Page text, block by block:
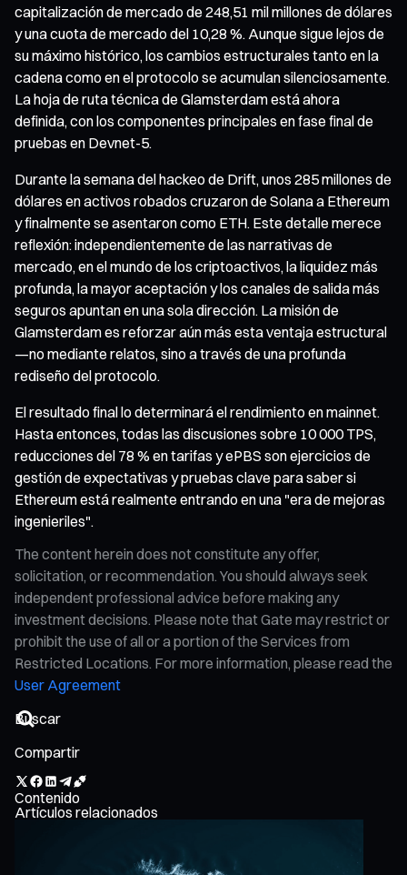
capitalización de mercado de 248,51 mil millones de dólares
y una cuota de mercado del 10,28 %. Aunque sigue lejos de
su máximo histórico, los cambios estructurales tanto en la
cadena como en el protocolo se acumulan silenciosamente.
La hoja de ruta técnica de Glamsterdam está ahora
definida, con los componentes principales en fase final de
pruebas en Devnet-5.
Durante la semana del hackeo de Drift, unos 285 millones de
dólares en activos robados cruzaron de Solana a Ethereum
y finalmente se asentaron como ETH. Este detalle merece
reflexión: independientemente de las narrativas de
mercado, en el mundo de los criptoactivos, la liquidez más
profunda, la mayor aceptación y los canales de salida más
seguros apuntan en una sola dirección. La misión de
Glamsterdam es reforzar aún más esta ventaja estructural
—no mediante relatos, sino a través de una profunda
rediseño del protocolo.
El resultado final lo determinará el rendimiento en mainnet.
Hasta entonces, todas las discusiones sobre 10 000 TPS,
reducciones del 78 % en tarifas y ePBS son ejercicios de
gestión de expectativas y pruebas clave para saber si
Ethereum está realmente entrando en una "era de mejoras
ingenieriles".
The content herein does not constitute any offer,
solicitation, or recommendation. You should always seek
independent professional advice before making any
investment decisions. Please note that Gate may restrict or
prohibit the use of all or a portion of the Services from
Restricted Locations. For more information, please read the
User Agreement
Compartir
Contenido
Artículos relacionados